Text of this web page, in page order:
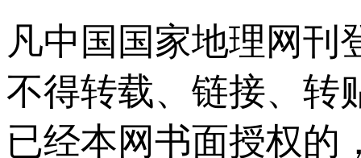
凡中国国家地理网刊
不得转载、链接、转
已经本网书面授权的